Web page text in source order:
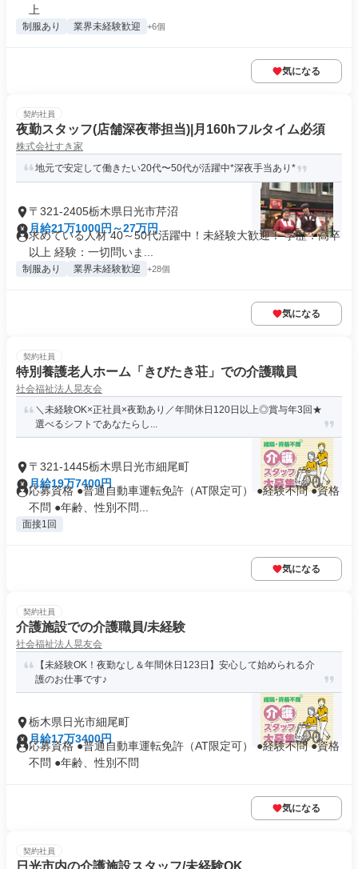
上
制服あり 業界未経験歓迎 +6個
気になる
契約社員
夜勤スタッフ(店舗深夜帯担当)|月160hフルタイム必須
株式会社すき家
地元で安定して働きたい20代〜50代が活躍中*深夜手当あり*
〒321-2405栃木県日光市芹沼
月給21万1000円～27万円
求めている人材 40～50代活躍中！未経験大歓迎！ 学歴：高卒
以上 経験：一切問いま...
制服あり 業界未経験歓迎 +28個
気になる
契約社員
特別養護老人ホーム「きびたき荘」での介護職員
社会福祉法人晃友会
＼未経験OK×正社員×夜勤あり／年間休日120日以上◎賞与年3回★
選べるシフトであなたらし...
〒321-1445栃木県日光市細尾町
月給19万7400円
応募資格 ●普通自動車運転免許（AT限定可） ●経験不問 ●資格
不問 ●年齢、性別不問...
面接1回
気になる
契約社員
介護施設での介護職員/未経験
社会福祉法人晃友会
【未経験OK！夜勤なし＆年間休日123日】安心して始められる介
護のお仕事です♪
栃木県日光市細尾町
月給17万3400円
応募資格 ●普通自動車運転免許（AT限定可） ●経験不問 ●資格
不問 ●年齢、性別不問
気になる
契約社員
日光市内の介護施設スタッフ/未経験OK